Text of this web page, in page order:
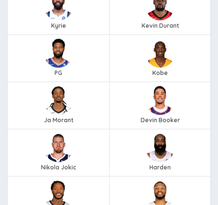
Kyrie Kevin Durant
PG Kobe
Ja Morant Devin Booker
Nikola Jokic Harden